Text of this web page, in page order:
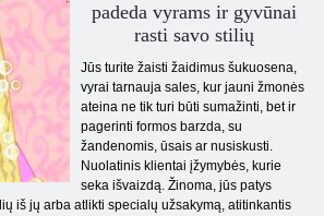
padeda vyrams ir gyvūnai
rasti savo stilių
Jūs turite žaisti žaidimus šukuosena,
vyrai tarnauja sales, kur jauni žmonės
ateina ne tik turi būti sumažinti, bet ir
pagerinti formos barzda, su
žandenomis, ūsais ar nusiskusti.
Nuolatinis klientai įžymybės, kurie
seka išvaizdą. Žinoma, jūs patys
iš jų arba atlikti specialų užsakymą, atitinkantis